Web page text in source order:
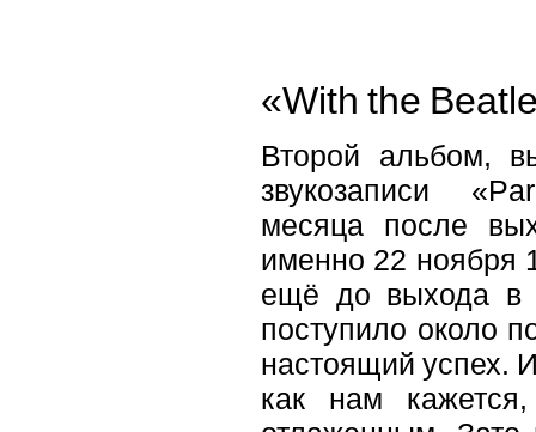
«With the
Второй альбом,
звукозаписи
месяца после
именно 22 ноября
ещё до выхода в
поступило около
настоящий успех.
как нам